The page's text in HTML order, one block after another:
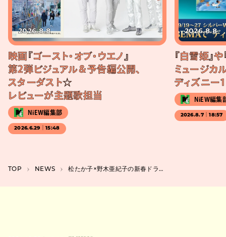
2026.8.8
映画『ゴースト・オブ・ウエノ』
第2弾ビジュアル＆予告編公開、
スターダスト☆
レビューが主題歌担当
NiEW編集部
2026.6.29｜15:48
2026.8.8
『白雪姫』
ミュージカル
ディズニー
NiEW編集
2026.8.7｜18:57
TOP NEWS 松たか子×野木亜紀子の新春ドラマ『スロウトレイン』に多部未華子、松坂桃李、星野源